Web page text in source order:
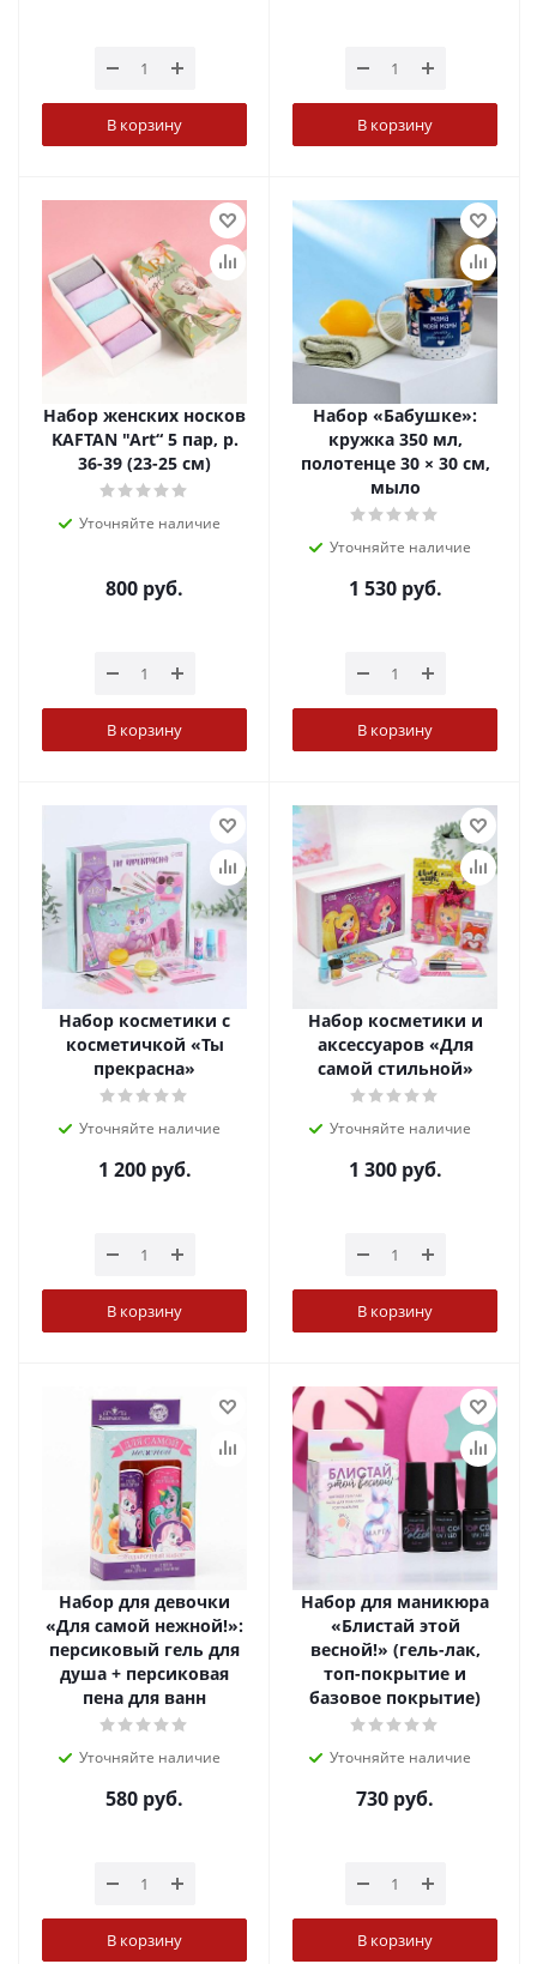
В корзину В корзину
Набор женских носков
KAFTAN "Art“ 5 пар, р.
36-39 (23-25 см)
Уточняйте наличие
800 руб.
В корзину
Набор «Бабушке»:
кружка 350 мл,
полотенце 30 × 30 см,
мыло
Уточняйте наличие
1 530руб.
В корзину
Набор косметики с
косметичкой «Ты
прекрасна»
Уточняйте наличие
1 200руб.
В корзину
Набор косметики и
аксессуаров «Для
самой стильной»
Уточняйте наличие
1 300руб.
В корзину
Набор для девочки
«Для самой нежной!»:
персиковый гель для
душа + персиковая
пена для ванн
Уточняйте наличие
580 руб.
В корзину
Набор для маникюра
«Блистай этой
весной!» (гель-лак,
топ-покрытие и
базовое покрытие)
Уточняйте наличие
730 руб.
В корзину